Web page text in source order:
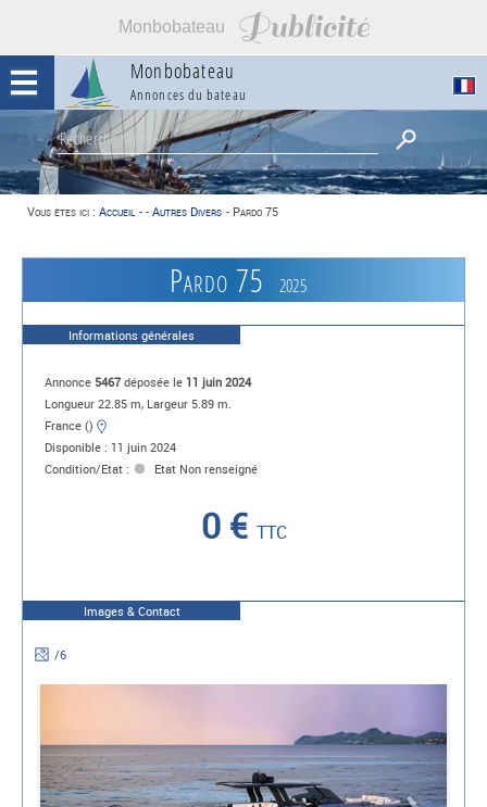
Monbobateau Publicité
Monbobateau
Annonces du bateau
Vous êtes ici : Accueil - - Autres Divers - Pardo 75
Pardo 75 2025
Informations générales
Annonce 5467déposée le 11 juin 2024
Longueur 22.85 m, Largeur 5.89 m.
France ()
Disponible : 11 juin 2024
Condition/Etat :
Etat Non renseigné
0 € TTC
Images & Contact
/6